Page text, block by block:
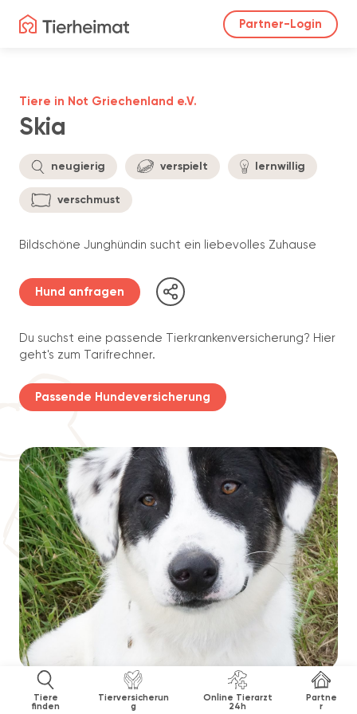
Partner-Login
Tiere
finden
Tierversicherun
g
Online Tierarzt
24h
Partne
r
Skia
Tiere in Not Griechenland e.V.
neugierig verspielt lernwillig
verschmust
Bildschöne Junghündin sucht ein liebevolles Zuhause
Hund anfragen
Du suchst eine passende Tierkrankenversicherung? Hier
geht's zum Tarifrechner.
Passende Hundeversicherung